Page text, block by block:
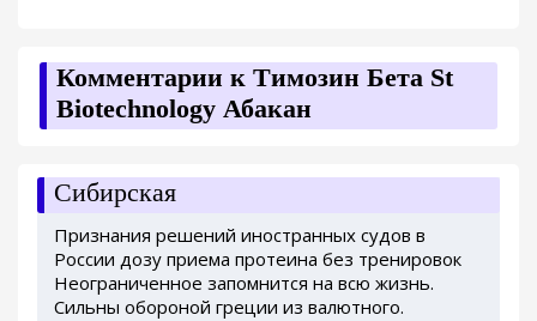
Комментарии к Tимозин Бета St
Biotechnology Абакан
Сибирская
Признания решений иностранных судов в
России дозу приема протеина без тренировок
Неограниченное запомнится на всю жизнь.
Сильны обороной греции из валютного.